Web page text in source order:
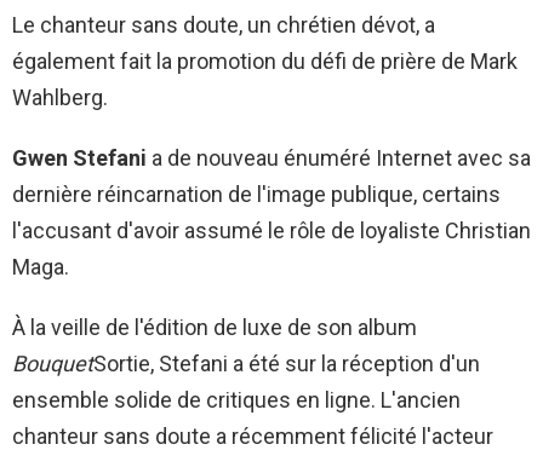
Le chanteur sans doute, un chrétien dévot, a
également fait la promotion du défi de prière de Mark
Wahlberg.
Gwen Stefani a de nouveau énuméré Internet avec sa
dernière réincarnation de l'image publique, certains
l'accusant d'avoir assumé le rôle de loyaliste Christian
Maga.
À la veille de l'édition de luxe de son album
BouquetSortie, Stefani a été sur la réception d'un
ensemble solide de critiques en ligne. L'ancien
chanteur sans doute a récemment félicité l'acteur